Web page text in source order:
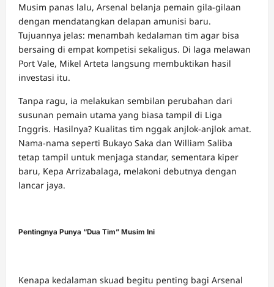
Musim panas lalu, Arsenal belanja pemain gila-gilaan
dengan mendatangkan delapan amunisi baru.
Tujuannya jelas: menambah kedalaman tim agar bisa
bersaing di empat kompetisi sekaligus. Di laga melawan
Port Vale, Mikel Arteta langsung membuktikan hasil
investasi itu.
Tanpa ragu, ia melakukan sembilan perubahan dari
susunan pemain utama yang biasa tampil di Liga
Inggris. Hasilnya? Kualitas tim nggak anjlok-anjlok amat.
Nama-nama seperti Bukayo Saka dan William Saliba
tetap tampil untuk menjaga standar, sementara kiper
baru, Kepa Arrizabalaga, melakoni debutnya dengan
lancar jaya.
Pentingnya Punya “Dua Tim” Musim Ini
Kenapa kedalaman skuad begitu penting bagi Arsenal